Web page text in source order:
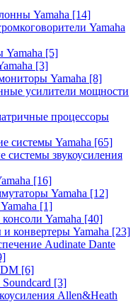
Yamaha [14]
Yamaha
[5]
[3]
Yamaha [8]
усилители мощности
процессоры
системы Yamaha [65]
системы звукоусиления
[16]
Yamaha [12]
[1]
Yamaha [40]
конвертеры Yamaha [23]
Audinate Dante
[6]
[3]
Allen&Heath